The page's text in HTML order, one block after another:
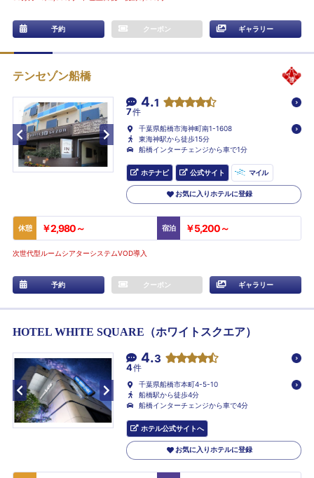
予約 クーポン ギャラリー
テンセゾン船橋
4.1
7件
千葉県船橋市海神町南1-1608
東海神駅から徒歩15分
船橋インターチェンジから車で1分
ホテナビ 公式サイト マイル
お気に入りホテルに登録
休憩 ￥2,980～ 宿泊 ￥5,200～
次世代型ルームシアターシステムVOD導入
予約 クーポン ギャラリー
HOTEL WHITE SQUARE（ホワイトスクエア）
4.3
4件
千葉県船橋市本町4-5-10
船橋駅から徒歩4分
船橋インターチェンジから車で4分
ホテル公式サイトへ
お気に入りホテルに登録